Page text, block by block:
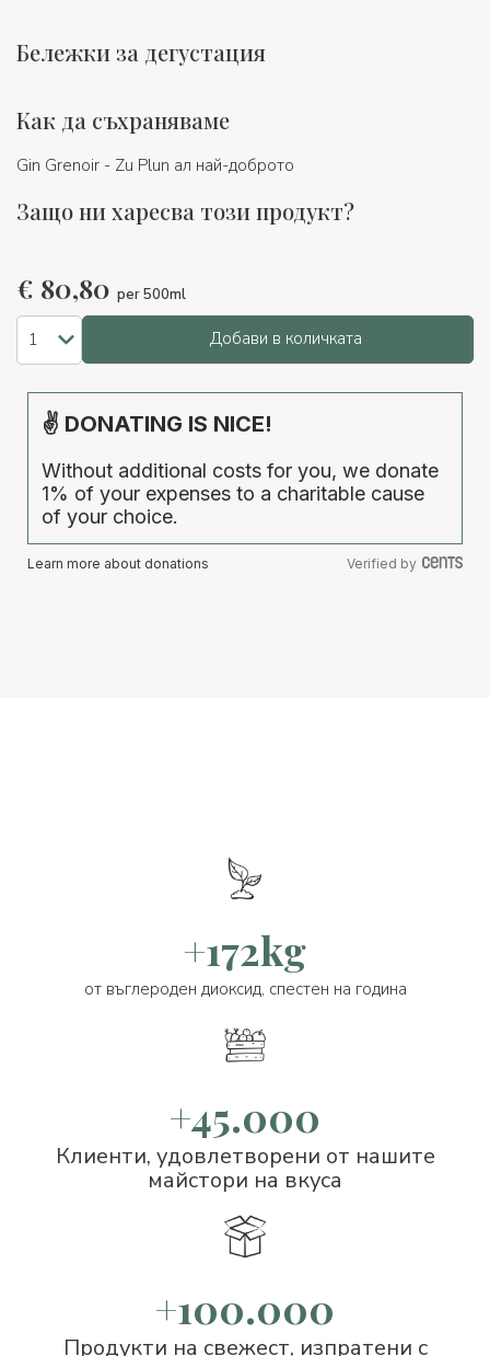
Бележки за дегустация
Как да съхраняваме
Gin Grenoir - Zu Plun ал най-доброто
Защо ни харесва този продукт?
€ 80,80 per 500ml
Добави в количката
✌ DONATING IS NICE!
Without additional costs for you, we donate
1% of your expenses to a charitable cause
of your choice.
Learn more about donations Verified by
+172kg
от въглероден диоксид, спестен на година
+45.000
Клиенти, удовлетворени от нашите
майстори на вкуса
+100.000
Продукти на свежест, изпратени с